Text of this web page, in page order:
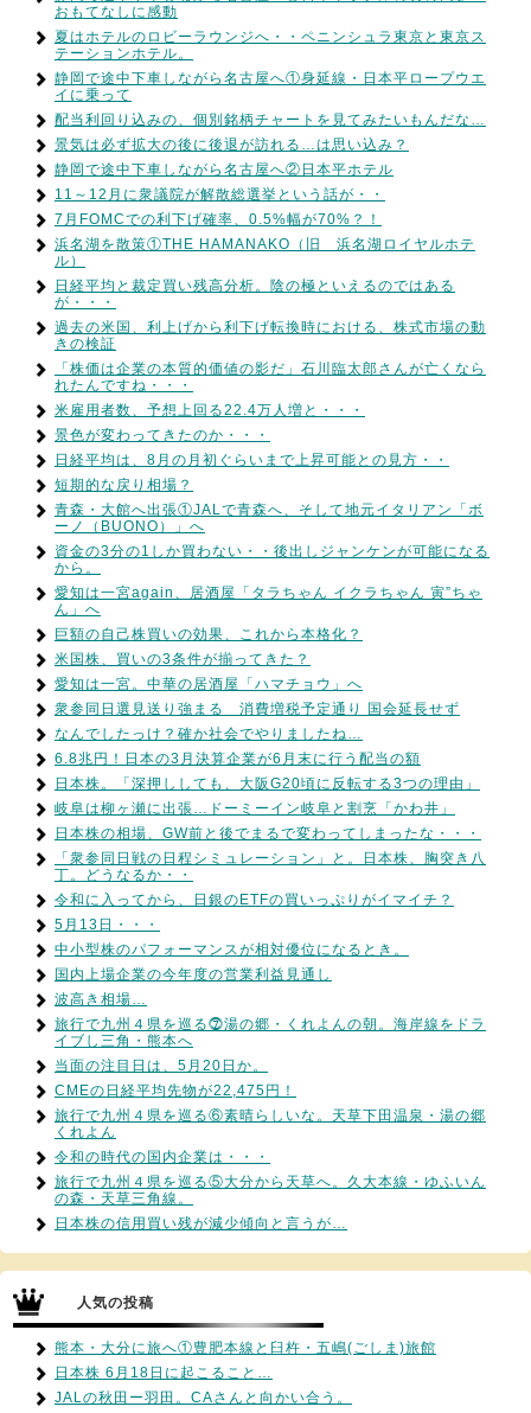
おもてなしに感動
夏はホテルのロビーラウンジへ・・ペニンシュラ東京と東京ス
テーションホテル。
静岡で途中下車しながら名古屋へ①身延線・日本平ロープウエ
イに乗って
配当利回り込みの、個別銘柄チャートを見てみたいもんだな…
景気は必ず拡大の後に後退が訪れる…は思い込み？
静岡で途中下車しながら名古屋へ②日本平ホテル
11～12月に衆議院が解散総選挙という話が・・
7月FOMCでの利下げ確率、0.5%幅が70%？！
浜名湖を散策①THE HAMANAKO（旧 浜名湖ロイヤルホテ
ル）
日経平均と裁定買い残高分析。陰の極といえるのではある
が・・・
過去の米国、利上げから利下げ転換時における、株式市場の動
きの検証
「株価は企業の本質的価値の影だ」石川臨太郎さんが亡くなら
れたんですね・・・
米雇用者数、予想上回る22.4万人増と・・・
景色が変わってきたのか・・・
日経平均は、8月の月初ぐらいまで上昇可能との見方・・
短期的な戻り相場？
青森・大館へ出張①JALで青森へ、そして地元イタリアン「ボ
ーノ（BUONO）」へ
資金の3分の1しか買わない・・後出しジャンケンが可能になる
から。
愛知は一宮again、居酒屋「タラちゃん イクラちゃん 寅”ちゃ
ん」へ
巨額の自己株買いの効果、これから本格化？
米国株、買いの3条件が揃ってきた？
愛知は一宮。中華の居酒屋「ハマチョウ」へ
衆参同日選見送り強まる 消費増税予定通り 国会延長せず
なんでしたっけ？確か社会でやりましたね…
6.8兆円！日本の3月決算企業が6月末に行う配当の額
日本株。「深押ししても、大阪G20頃に反転する3つの理由」
岐阜は柳ヶ瀬に出張…ドーミーイン岐阜と割烹「かわ井」
日本株の相場、GW前と後でまるで変わってしまったな・・・
「衆参同日戦の日程シミュレーション」と。日本株、胸突き八
丁。どうなるか・・
令和に入ってから、日銀のETFの買いっぷりがイマイチ？
5月13日・・・
中小型株のパフォーマンスが相対優位になるとき。
国内上場企業の今年度の営業利益見通し
波高き相場…
旅行で九州４県を巡る⓻湯の郷・くれよんの朝。海岸線をドラ
イブし三角・熊本へ
当面の注目日は、5月20日か。
CMEの日経平均先物が22,475円！
旅行で九州４県を巡る⑥素晴らしいな。天草下田温泉・湯の郷
くれよん
令和の時代の国内企業は・・・
旅行で九州４県を巡る⑤大分から天草へ。久大本線・ゆふいん
の森・天草三角線。
日本株の信用買い残が減少傾向と言うが…
人気の投稿
熊本・大分に旅へ①豊肥本線と臼杵・五嶋(ごしま)旅館
日本株 6月18日に起こること…
JALの秋田ー羽田。CAさんと向かい合う。